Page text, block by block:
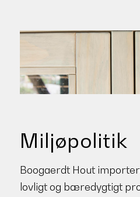
Miljøpolitik
Boogaerdt Hout
lovligt og bæredygtigt